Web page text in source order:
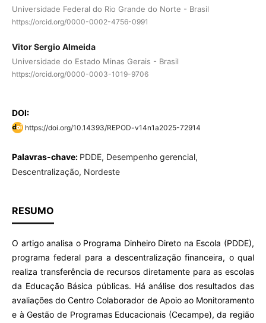
Universidade Federal do Rio Grande do Norte - Brasil
https://orcid.org/0000-0002-4756-0991
Vitor Sergio Almeida
Universidade do Estado Minas Gerais - Brasil
https://orcid.org/0000-0003-1019-9706
DOI:
https://doi.org/10.14393/REPOD-v14n1a2025-72914
Palavras-chave: PDDE, Desempenho gerencial,
Descentralização, Nordeste
RESUMO
O artigo analisa o Programa Dinheiro Direto na Escola (PDDE),
programa federal para a descentralização financeira, o qual
realiza transferência de recursos diretamente para as escolas
da Educação Básica públicas. Há análise dos resultados das
avaliações do Centro Colaborador de Apoio ao Monitoramento
e à Gestão de Programas Educacionais (Cecampe), da região